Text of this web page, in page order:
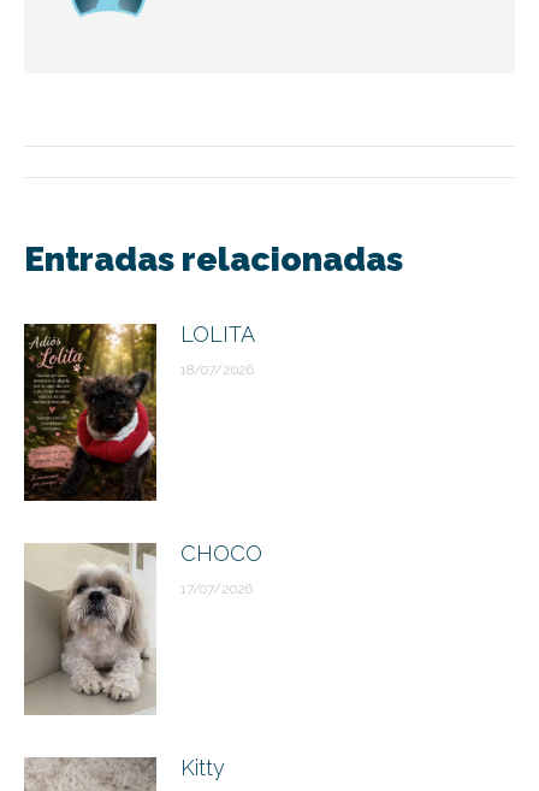
Navegación
entre
Entradas relacionadas
LOLITA
18/07/2026
CHOCO
17/07/2026
Kitty